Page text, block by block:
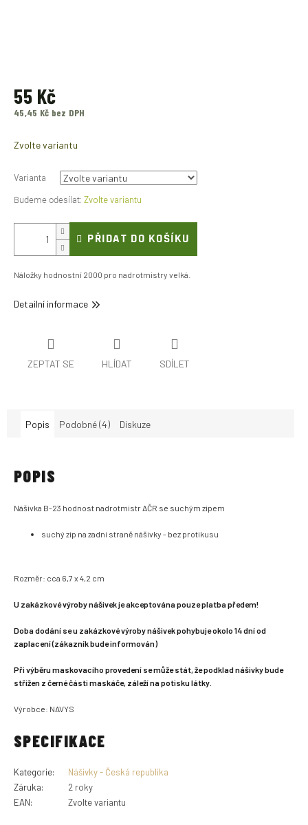
55 Kč
45,45 Kč bez DPH
cena:
Zvolte variantu
Varianta
Zvolte variantu
PŘIDAT DO KOŠÍKU
Náložky hodnostní 2000 pro nadrotmistry velká.
Detailní informace
ZEPTAT SE HLÍDAT SDÍLET
Popis Podobné (4) Diskuze
POPIS
Nášivka B-23 hodnost nadrotmistr AČR se suchým zipem
suchý zip na zadní straně nášivky - bez protikusu
Rozměr: cca 6,7 x 4,2 cm
U zakázkové výroby nášivek je akceptována pouze platba předem!
Doba dodání se u zakázkové výroby nášivek pohybuje okolo 14 dní od
zaplacení (zákazník bude informován)
Při výběru maskovacího provedení se může stát, že podklad nášivky bude
střižen z černé části maskáče, záleží na potisku látky.
Výrobce: NAVYS
SPECIFIKACE
Kategorie:
Nášivky - Česká republika
Záruka:
2 roky
EAN: Zvolte variantu